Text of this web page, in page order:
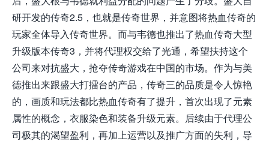
研开发的传奇2.5，也就是传奇世界，并意图将热血传奇的
玩家全体导入传奇世界。而与韦德也推出了热血传奇大型
升级版本传奇3，并将代理权交给了光通，希望扶持这个
公司来对抗盛大，抢夺传奇游戏在中国的市场。作为与美
德推出来跟盛大打擂台的产品，传奇三的品质是令人惊艳
的，画质和玩法都比热血传奇有了提升，首次出现了元素
属性的概念，衣服染色和装备升级元素。后续由于代理公
司极其的渴望盈利，再加上运营以及推广方面的失利，导